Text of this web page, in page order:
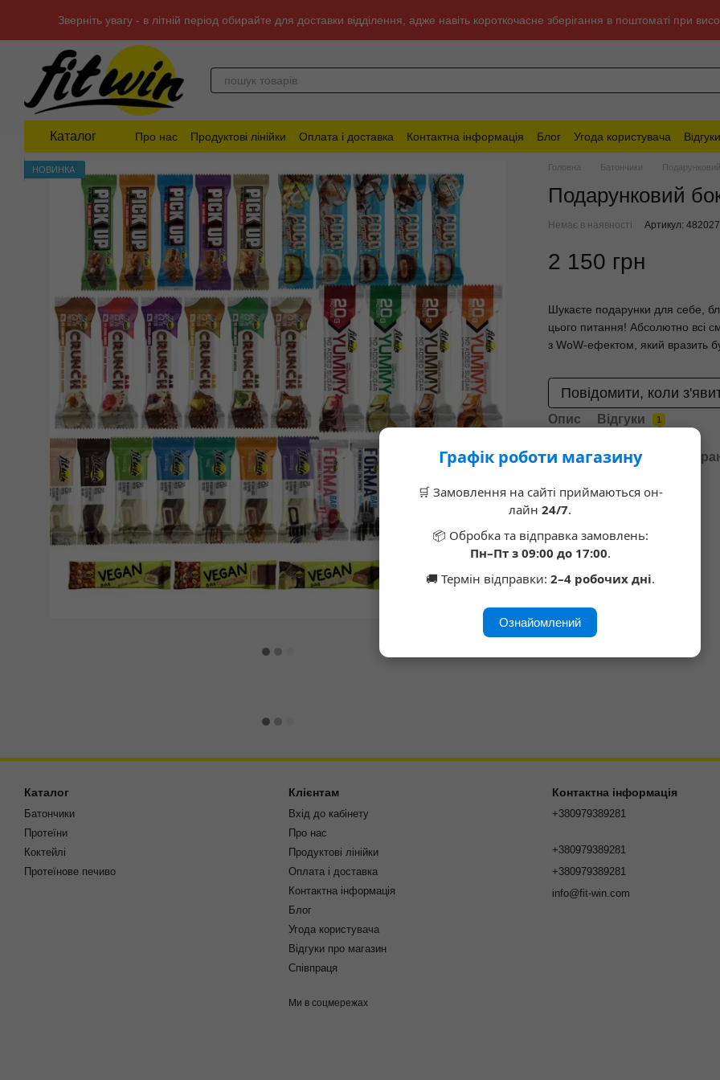
Зверніть увагу - в літній період обирайте для доставки відділення, адже навіть короткочасне зберігання в поштоматі при
Каталог Про нас Продуктові лінійки Оплата і доставка Контактна інформація Блог Угода користувача
НОВИНКА Головна Батончики
Подарунковий
Немає в наявності Артикул:
2 150 грн
Шукаєте подарунки для себе,
цього питання! Абсолютно всі
з WoW-ефектом, який вразить
Повідомити, коли
Опис Відгуки 1
Доставка Оплата
Каталог
Батончики
Протеїни
Коктейлі
Протеїнове печиво
Клієнтам
Вхід до кабінету
Про нас
Продуктові лінійки
Оплата і доставка
Контактна інформація
Блог
Угода користувача
Відгуки про магазин
Співпраця
Ми в соцмережах
Контактна інформація
+380979389281
+380979389281
+380979389281
info@fit-win.com
Графік роботи магазину
🛒 Замовлення на сайті приймаються он-
лайн 24/7.
📦 Обробка та відправка замовлень:
Пн–Пт з 09:00 до 17:00.
🚚 Термін відправки: 2–4 робочих дні.
Ознайомлений